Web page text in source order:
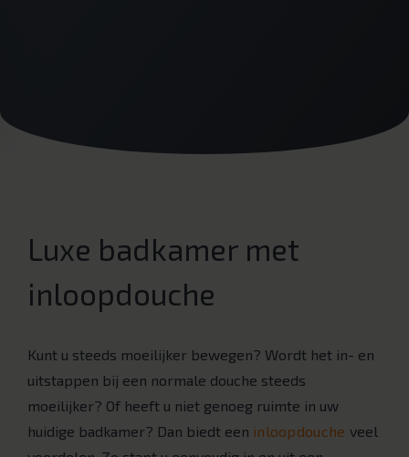
Luxe badkamer met
inloopdouche
Kunt u steeds moeilijker bewegen? Wordt het in- en
uitstappen bij een normale douche steeds
moeilijker? Of heeft u niet genoeg ruimte in uw
huidige badkamer? Dan biedt een inloopdouche veel